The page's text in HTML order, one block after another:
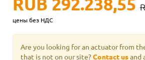
RUB 292.238,55
цены без НДС
Are you looking for an actuator from
that is not on our site?Contact usand